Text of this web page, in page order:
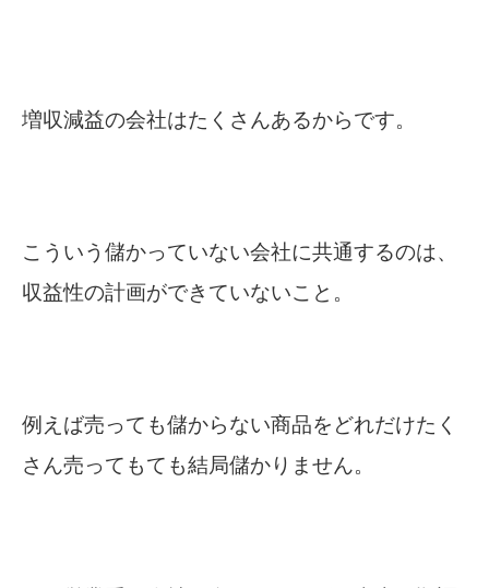
増収減益の会社はたくさんあるからです。
こういう儲かっていない会社に共通するのは、
収益性の計画ができていないこと。
例えば売っても儲からない商品をどれだけたく
さん売ってもても結局儲かりません。